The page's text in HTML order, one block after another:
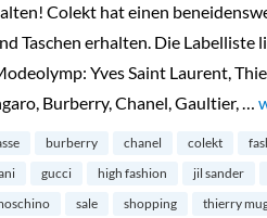
Colekt hat einen
Taschen erhalten. Die Labelliste
Yves Saint Laurent,
Burberry, Chanel, Gaultier, …
burberry chanel colekt
gucci high fashion jil sander
sale shopping thierry